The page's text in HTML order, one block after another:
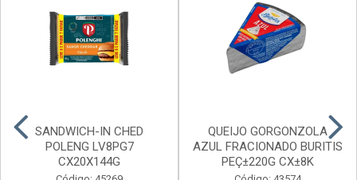
SANDWICH-IN CHED
POLENG LV8PG7
CX20X144G
QUEIJO GORGONZOLA
AZUL FRACIONADO BURITIS
PEÇ±220G CX±8K